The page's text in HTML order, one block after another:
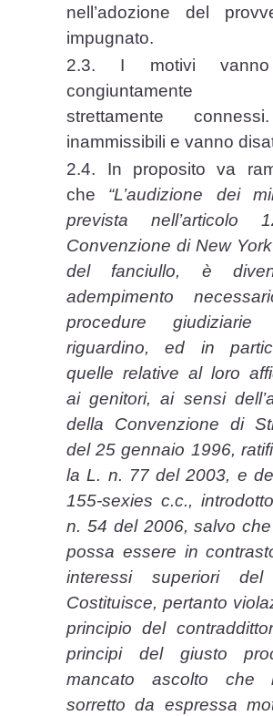
nell’adozione del
impugnato.
2.3. I motivi vanno
congiuntamente
strettamente
inammissibili e vanno
2.4. In proposito va
che “L’audizione dei
prevista nell’articolo
Convenzione di New
del fanciullo, è
adempimento
procedure
riguardino, ed in
quelle relative al loro
ai genitori, ai sensi
della Convenzione di
del 25 gennaio 1996,
la L. n. 77 del 2003, e
155-sexies c.c.,
n. 54 del 2006, salvo che
possa essere in
interessi superiori del
Costituisce, pertanto
principio del
principi del giusto
mancato ascolto che
sorretto da espressa